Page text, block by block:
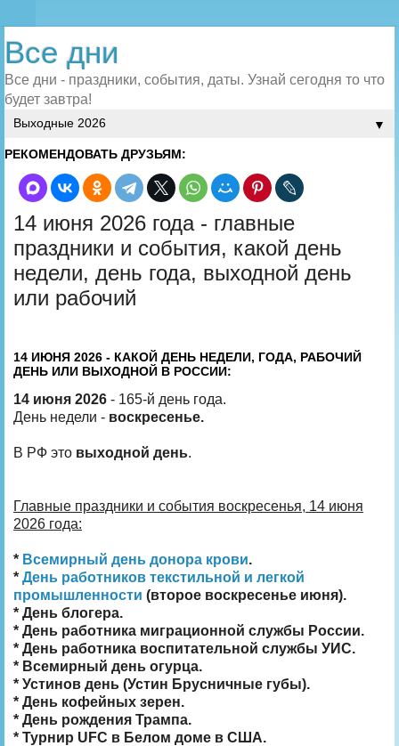
Все дни
Все дни - праздники, события, даты. Узнай сегодня то что
будет завтра!
▼
РЕКОМЕНДОВАТЬ ДРУЗЬЯМ:
14 июня 2026 года - главные
праздники и события, какой день
недели, день года, выходной день
или рабочий
14 ИЮНЯ 2026 - КАКОЙ ДЕНЬ НЕДЕЛИ, ГОДА, РАБОЧИЙ
ДЕНЬ ИЛИ ВЫХОДНОЙ В РОССИИ:
14 июня 2026 - 165-й день года.
День недели - воскресенье.
В РФ это выходной день.
Главные праздники и события воскресенья, 14 июня
2026 года:
* Всемирный день донора крови.
* День работников текстильной и легкой
промышленности (второе воскресенье июня).
* День блогера.
* День работника миграционной службы России.
* День работника воспитательной службы УИС.
* Всемирный день огурца.
* Устинов день (Устин Брусничные губы).
* День кофейных зерен.
* День рождения Трампа.
* Турнир UFC в Белом доме в США.